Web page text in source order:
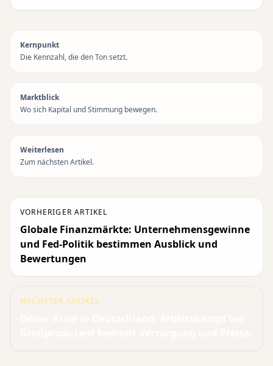
Kernpunkt
Die Kennzahl, die den Ton setzt.
Marktblick
Wo sich Kapital und Stimmung bewegen.
Weiterlesen
Zum nächsten Artikel.
VORHERIGER ARTIKEL
Globale Finanzmärkte: Unternehmensgewinne
und Fed-Politik bestimmen Ausblick und
Bewertungen
NÄCHSTER ARTIKEL